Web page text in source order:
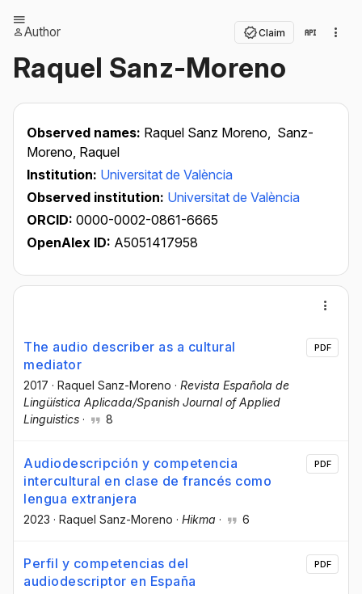
Author Claim
Raquel Sanz-Moreno
Observed names: Raquel Sanz Moreno, Sanz-
Moreno, Raquel
Institution: Universitat de València
Observed institution: Universitat de València
ORCID: 0000-0002-0861-6665
OpenAlex ID: A5051417958
The audio describer as a cultural
mediator
2017 · Raquel Sanz-Moreno · Revista Española de
Lingüística Aplicada/Spanish Journal of Applied
Linguistics · 8
PDF
Audiodescripción y competencia
intercultural en clase de francés como
lengua extranjera
2023 · Raquel Sanz-Moreno · Hikma · 6
PDF
Perfil y competencias del
audiodescriptor en España
PDF